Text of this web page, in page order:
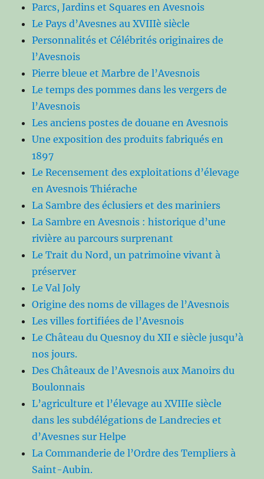
Parcs, Jardins et Squares en Avesnois
Le Pays d’Avesnes au XVIIIè siècle
Personnalités et Célébrités originaires de
l’Avesnois
Pierre bleue et Marbre de l’Avesnois
Le temps des pommes dans les vergers de
l’Avesnois
Les anciens postes de douane en Avesnois
Une exposition des produits fabriqués en
1897
Le Recensement des exploitations d’élevage
en Avesnois Thiérache
La Sambre des éclusiers et des mariniers
La Sambre en Avesnois : historique d’une
rivière au parcours surprenant
Le Trait du Nord, un patrimoine vivant à
préserver
Le Val Joly
Origine des noms de villages de l’Avesnois
Les villes fortifiées de l’Avesnois
Le Château du Quesnoy du XII e siècle jusqu’à
nos jours.
Des Châteaux de l’Avesnois aux Manoirs du
Boulonnais
L’agriculture et l’élevage au XVIIIe siècle
dans les subdélégations de Landrecies et
d’Avesnes sur Helpe
La Commanderie de l’Ordre des Templiers à
Saint-Aubin.